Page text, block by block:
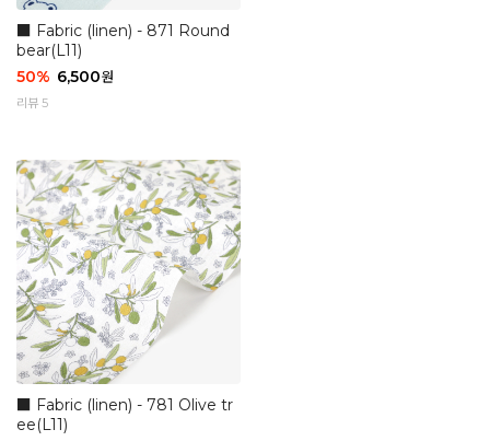
■ Fabric (linen) - 871 Round
bear(L11)
50% 6,500원
리뷰 5
■ Fabric (linen) - 781 Olive tr
ee(L11)